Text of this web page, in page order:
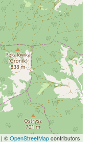
| ©OpenStreetMapcontributors